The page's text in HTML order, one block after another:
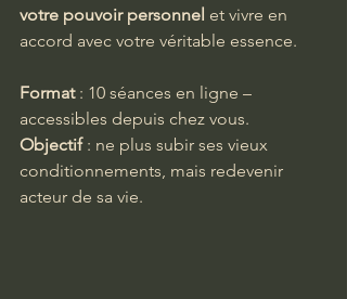
votre pouvoir personnel et vivre en
accord avec votre véritable essence.
Format : 10 séances en ligne –
accessibles depuis chez vous.
Objectif : ne plus subir ses vieux
conditionnements, mais redevenir
acteur de sa vie.